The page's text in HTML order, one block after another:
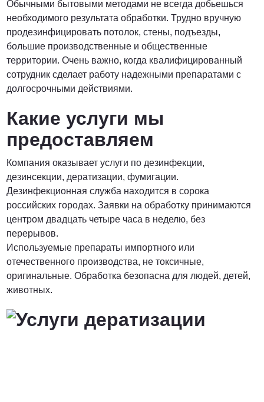
ПОЗВОНИТЬ
Обычными бытовыми методами не всегда добьешься
необходимого результата обработки. Трудно вручную
продезинфицировать потолок, стены, подъезды,
большие производственные и общественные
территории. Очень важно, когда квалифицированный
сотрудник сделает работу надежными препаратами с
долгосрочными действиями.
Какие услуги мы
предоставляем
Компания оказывает услуги по дезинфекции,
дезинсекции, дератизации, фумигации.
Дезинфекционная служба находится в сорока
российских городах. Заявки на обработку принимаются
центром двадцать четыре часа в неделю, без
перерывов.
Используемые препараты импортного или
отечественного производства, не токсичные,
оригинальные. Обработка безопасна для людей, детей,
животных.